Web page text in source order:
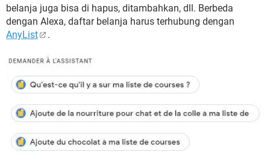
belanja juga bisa di hapus, ditambahkan, dll. Berbeda
dengan Alexa, daftar belanja harus terhubung dengan
AnyList
.